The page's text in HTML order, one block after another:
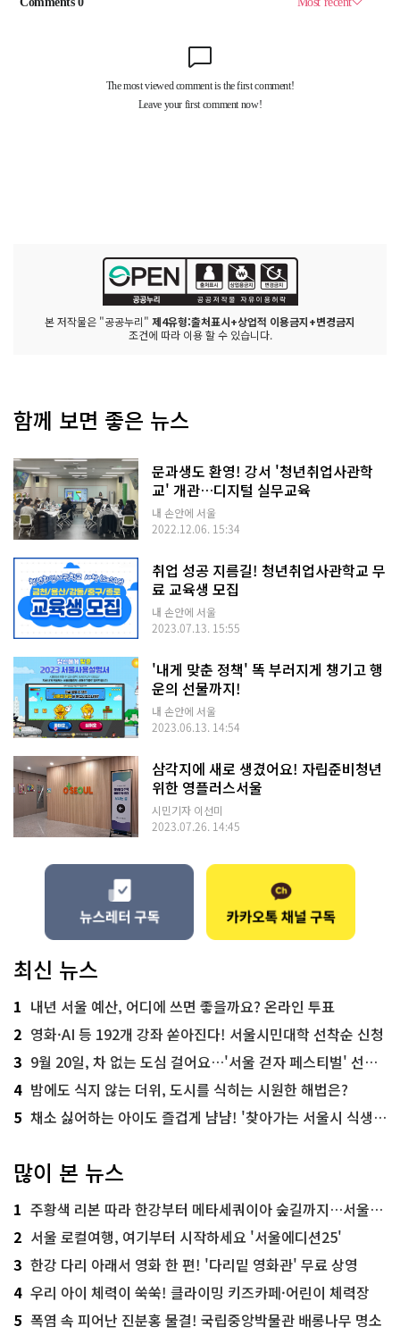
본 저작물은 "공공누리" 제4유형:출처표시+상업적 이용금지+변경금지
조건에 따라 이용 할 수 있습니다.
함께 보면 좋은 뉴스
문과생도 환영! 강서 '청년취업사관학
교' 개관…디지털 실무교육
내 손안에 서울
2022.12.06. 15:34
취업 성공 지름길! 청년취업사관학교 무
료 교육생 모집
내 손안에 서울
2023.07.13. 15:55
'내게 맞춘 정책' 똑 부러지게 챙기고 행
운의 선물까지!
내 손안에 서울
2023.06.13. 14:54
삼각지에 새로 생겼어요! 자립준비청년
위한 영플러스서울
시민기자 이선미
2023.07.26. 14:45
최신 뉴스
1 내년 서울 예산, 어디에 쓰면 좋을까요? 온라인 투표
2 영화·AI 등 192개 강좌 쏟아진다! 서울시민대학 선착순 신청
3 9월 20일, 차 없는 도심 걸어요…'서울 걷자 페스티벌' 선착순 5천명
4 밤에도 식지 않는 더위, 도시를 식히는 시원한 해법은?
5 채소 싫어하는 아이도 즐겁게 냠냠! '찾아가는 서울시 식생활 교육' 현장
많이 본 뉴스
1 주황색 리본 따라 한강부터 메타세쿼이아 숲길까지…서울둘레길 15코스
2 서울 로컬여행, 여기부터 시작하세요 '서울에디션25'
3 한강 다리 아래서 영화 한 편! '다리밑 영화관' 무료 상영
4 우리 아이 체력이 쑥쑥! 클라이밍 키즈카페·어린이 체력장
5 폭염 속 피어난 진분홍 물결! 국립중앙박물관 배롱나무 명소